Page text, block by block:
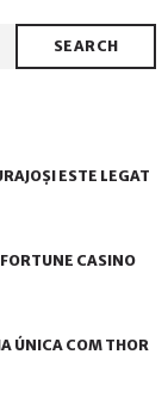
SEARCH
ESTE LEGAT
CASINO
ÚNICA COM THOR